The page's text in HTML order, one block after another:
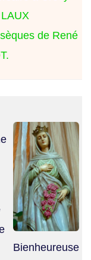
de René
Bienheureuse